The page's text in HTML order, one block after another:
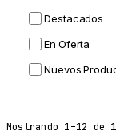
BALDWIN
Destacados
En Oferta
Nuevos
Mostrando 1–12 de